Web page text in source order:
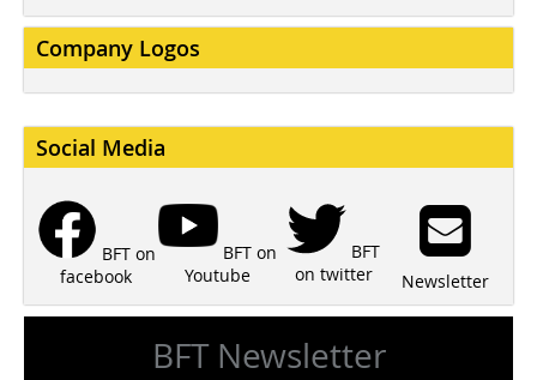
Company Logos
Social Media
BFT on
facebook
BFT on
Youtube
BFT
on twitter
Newsletter
BFT Newsletter